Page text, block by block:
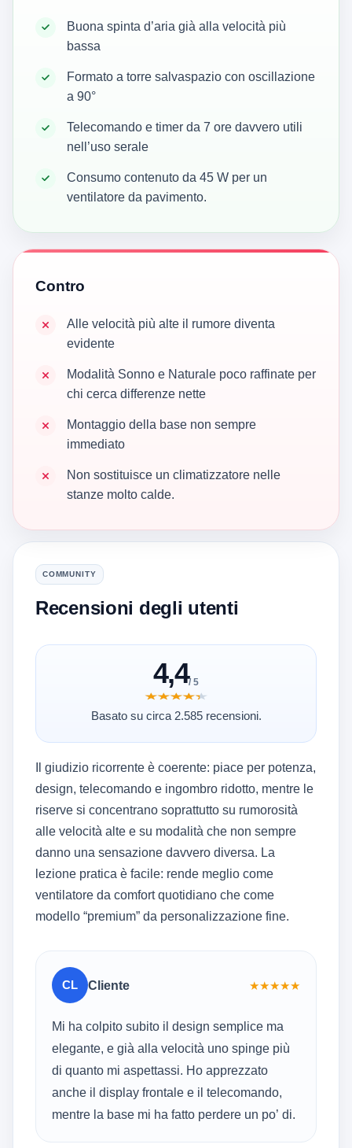
Buona spinta d’aria già alla velocità più
bassa
Formato a torre salvaspazio con oscillazione
a 90°
Telecomando e timer da 7 ore davvero utili
nell’uso serale
Consumo contenuto da 45 W per un
ventilatore da pavimento.
Contro
Alle velocità più alte il rumore diventa
evidente
Modalità Sonno e Naturale poco raffinate per
chi cerca differenze nette
Montaggio della base non sempre
immediato
Non sostituisce un climatizzatore nelle
stanze molto calde.
COMMUNITY
Recensioni degli utenti
Il giudizio ricorrente è coerente: piace per potenza,
design, telecomando e ingombro ridotto, mentre le
riserve si concentrano soprattutto su rumorosità
alle velocità alte e su modalità che non sempre
danno una sensazione davvero diversa. La
lezione pratica è facile: rende meglio come
ventilatore da comfort quotidiano che come
modello “premium” da personalizzazione fine.
4,4/ 5
★★★★★
★★★★★
Basato su circa 2.585 recensioni.
CL Cliente ★★★★★
Mi ha colpito subito il design semplice ma
elegante, e già alla velocità uno spinge più
di quanto mi aspettassi. Ho apprezzato
anche il display frontale e il telecomando,
mentre la base mi ha fatto perdere un po’ di.